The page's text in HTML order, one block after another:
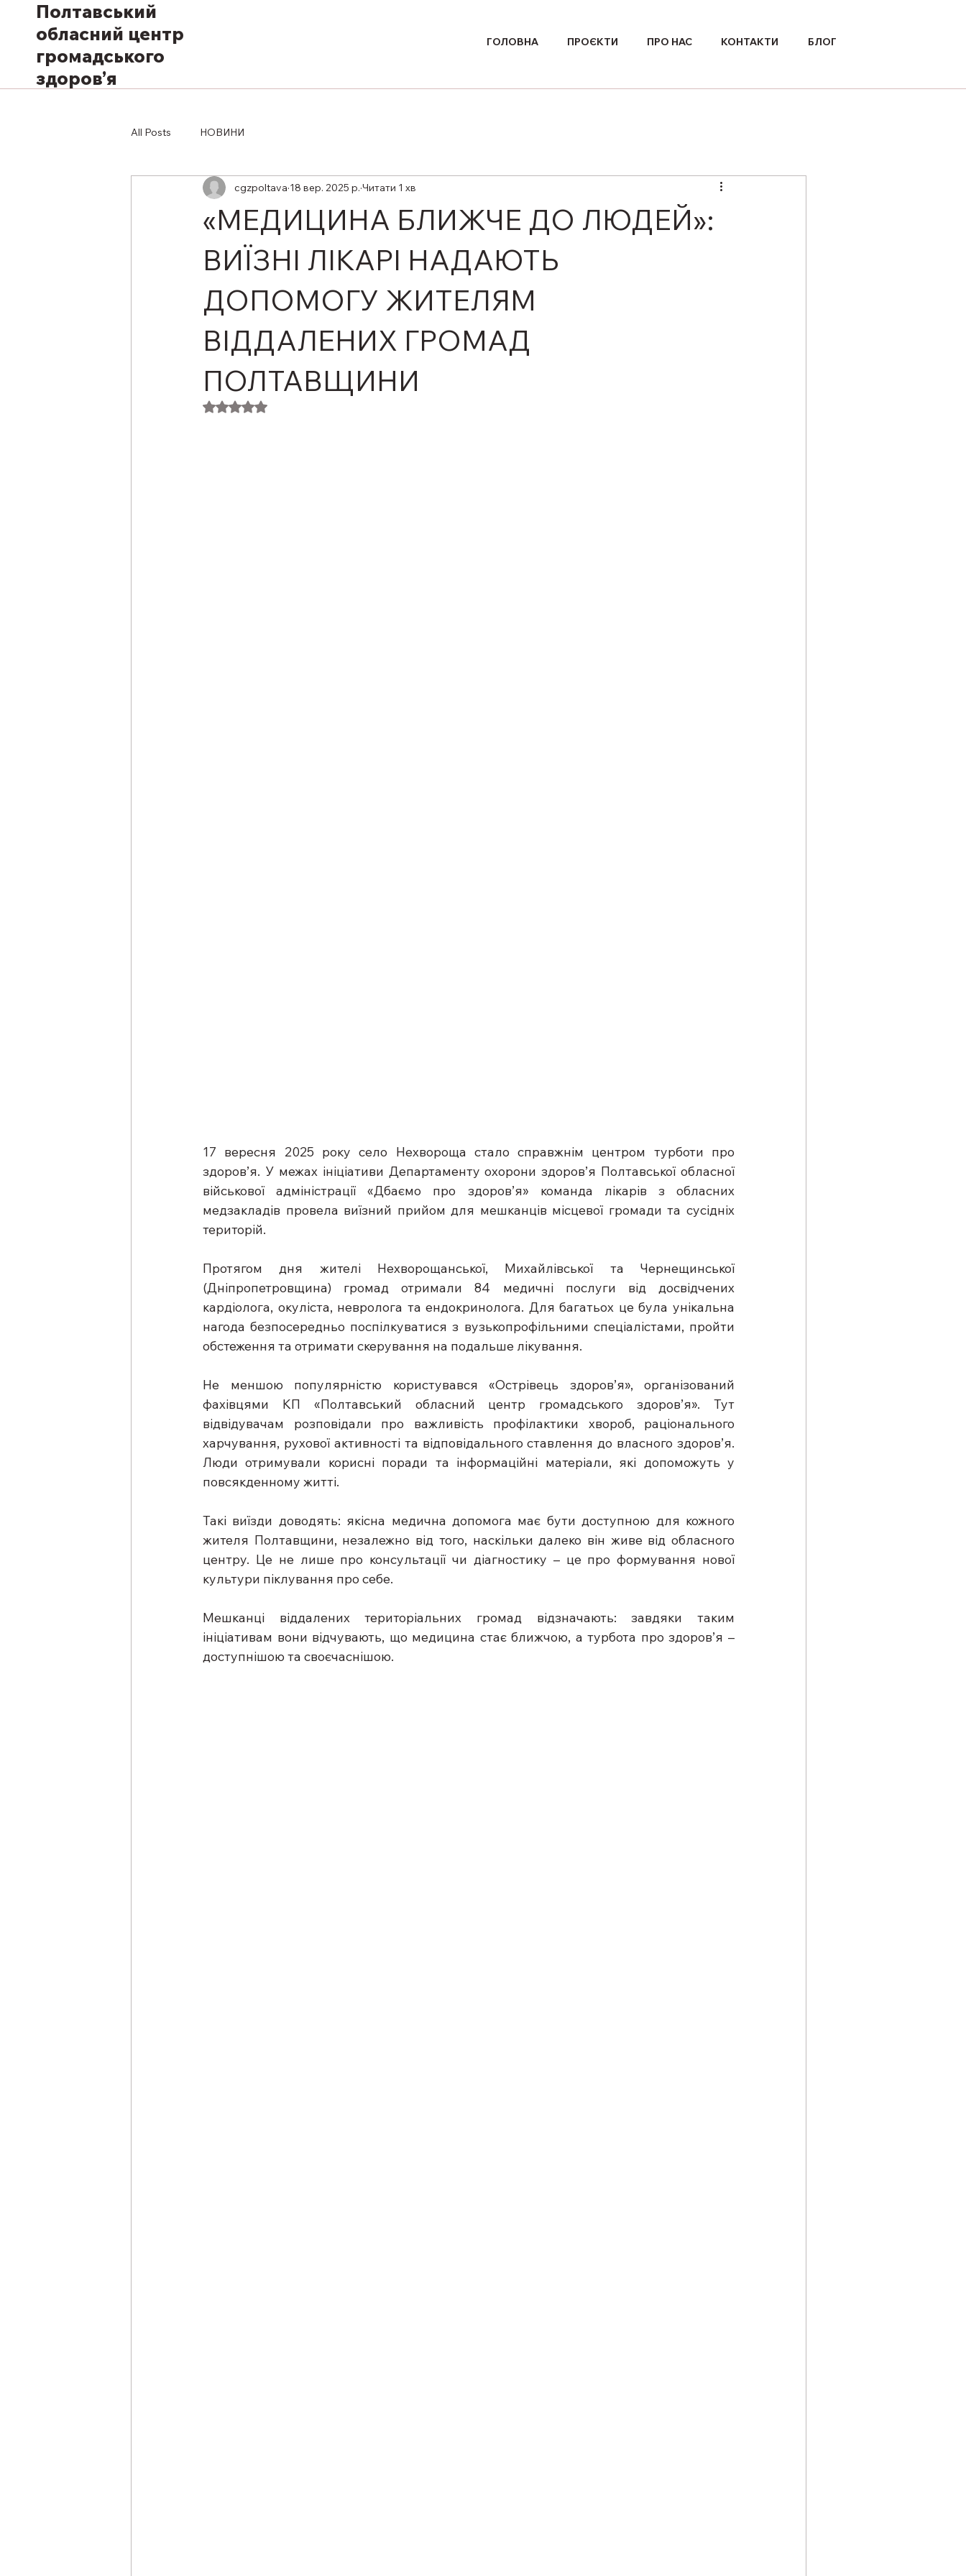
Полтавський
обласний центр
громадського
здоров’я
ГОЛОВНА ПРОЄКТИ ПРО НАС КОНТАКТИ БЛОГ
All Posts НОВИНИ
«МЕДИЦИНА БЛИЖЧЕ ДО ЛЮДЕЙ»:
ВИЇЗНІ ЛІКАРІ НАДАЮТЬ
ДОПОМОГУ ЖИТЕЛЯМ
ВІДДАЛЕНИХ ГРОМАД
ПОЛТАВЩИНИ
cgzpoltava 18 вер. 2025 р. Читати 1 хв
Оцінка: NaN з 5 зірок.
17 вересня 2025 року село Нехвороща стало справжнім центром турботи про
здоров’я. У межах ініціативи Департаменту охорони здоров’я Полтавської обласної
військової адміністрації «Дбаємо про здоров’я» команда лікарів з обласних
медзакладів провела виїзний прийом для мешканців місцевої громади та сусідніх
територій.
Протягом дня жителі Нехворощанської, Михайлівської та Чернещинської
(Дніпропетровщина) громад отримали 84 медичні послуги від досвідчених
кардіолога, окуліста, невролога та ендокринолога. Для багатьох це була унікальна
нагода безпосередньо поспілкуватися з вузькопрофільними спеціалістами, пройти
обстеження та отримати скерування на подальше лікування.
Не меншою популярністю користувався «Острівець здоров’я», організований
фахівцями КП «Полтавський обласний центр громадського здоров’я». Тут
відвідувачам розповідали про важливість профілактики хвороб, раціонального
харчування, рухової активності та відповідального ставлення до власного здоров’я.
Люди отримували корисні поради та інформаційні матеріали, які допоможуть у
повсякденному житті.
Такі виїзди доводять: якісна медична допомога має бути доступною для кожного
жителя Полтавщини, незалежно від того, наскільки далеко він живе від обласного
центру. Це не лише про консультації чи діагностику – це про формування нової
культури піклування про себе.
Мешканці віддалених територіальних громад відзначають: завдяки таким
ініціативам вони відчувають, що медицина стає ближчою, а турбота про здоров’я –
доступнішою та своєчаснішою.